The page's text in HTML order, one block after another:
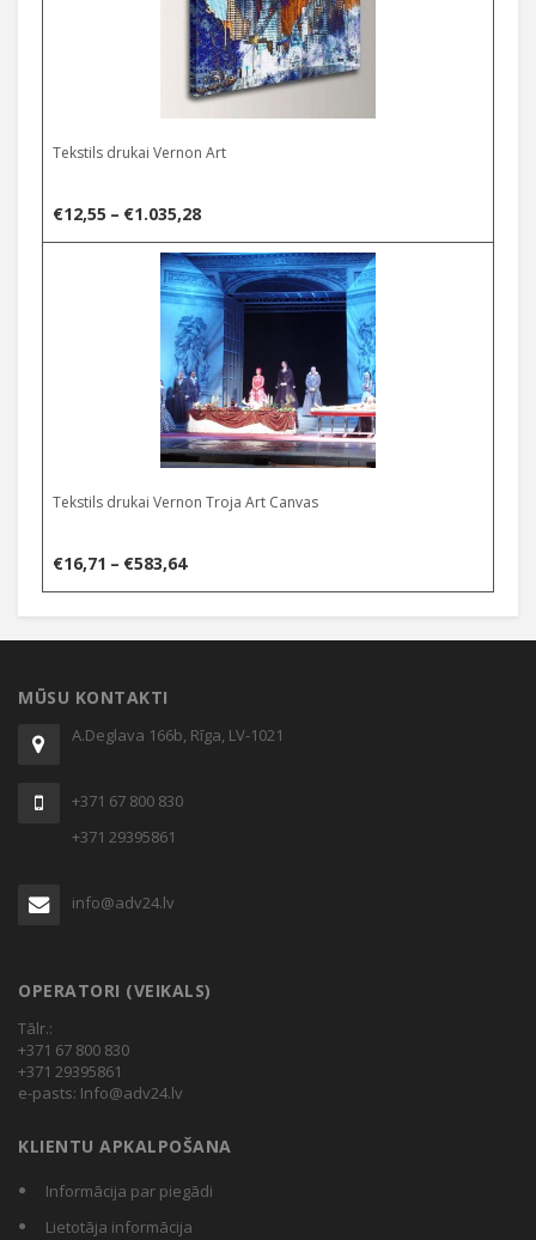
Tekstils drukai Vernon Art
€12,55 – €1.035,28Price
range:
€12,55
through
€1.035,28
Tekstils drukai Vernon Troja Art Canvas
€16,71 – €583,64Price
range:
Select options
MŪSU KONTAKTI
A.Deglava 166b, Rīga, LV-1021
+371 67 800 830
+371 29395861
info@adv24.lv
OPERATORI (VEIKALS)
Tālr.:
+371 67 800 830
+371 29395861
e-pasts: Info@adv24.lv
KLIENTU APKALPOŠANA
Informācija par piegādi
Lietotāja informācija